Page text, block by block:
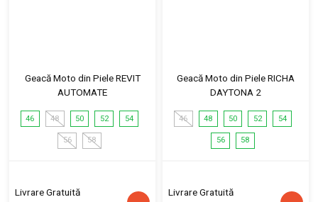
Geacă Moto din Piele REVIT
AUTOMATE
46 48 50 52 54
56 58
Livrare Gratuită
Geacă Moto din Piele RICHA
DAYTONA 2
46 48 50 52 54
56 58
Livrare Gratuită